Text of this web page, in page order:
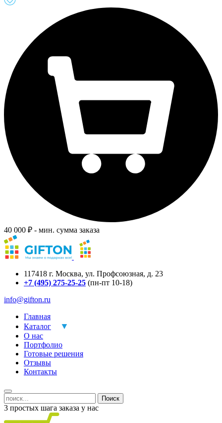
40 000 ₽ - мин. сумма заказа
117418 г. Москва, ул. Профсоюзная, д. 23
+7 (495) 275-25-25 (пн-пт 10-18)
info@gifton.ru
Главная
Каталог
О нас
Портфолио
Готовые решения
Отзывы
Контакты
Поиск
3 простых шага заказа у нас